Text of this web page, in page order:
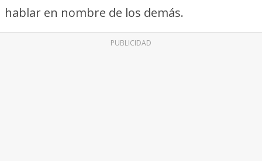
hablar en nombre de los demás.
PUBLICIDAD